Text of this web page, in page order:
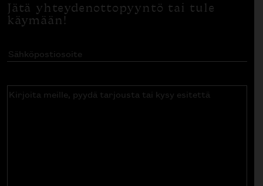
Jätä yhteydenottopyyntö tai tule
käymään!
Sähköpostiosoite(Pakollinen)
Kirjoita